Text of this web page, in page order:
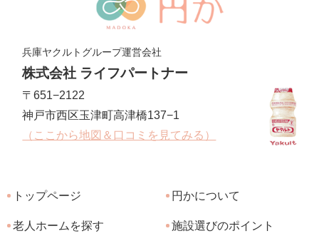
兵庫ヤクルトグループ運営会社
株式会社 ライフパートナー
〒651−2122
神戸市西区玉津町高津橋137−1
（ここから地図＆口コミを見てみる）
トップページ 円かについて
老人ホームを探す 施設選びのポイント